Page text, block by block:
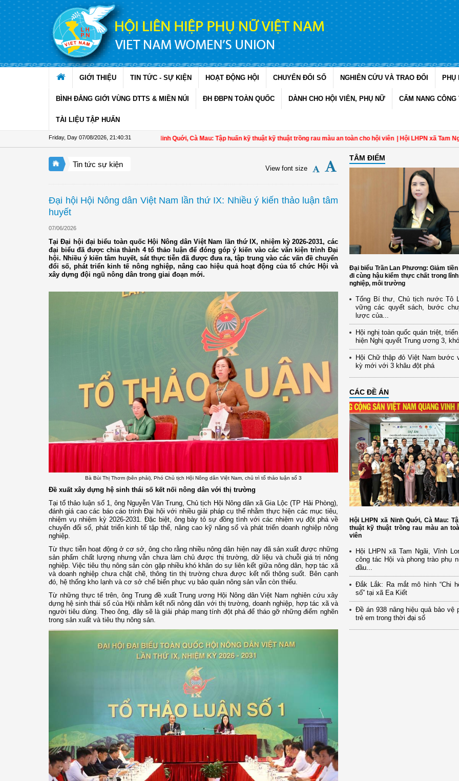
Skip to Content
GIỚI THIỆU TIN TỨC - SỰ KIỆN HOẠT ĐỘNG HỘI CHUYỂN ĐỔI SỐ NGHIÊN CỨU VÀ TRAO ĐỔI PHỤ
BÌNH ĐẲNG GIỚI VÙNG DTTS & MIỀN NÚI ĐH ĐBPN TOÀN QUỐC DÀNH CHO HỘI VIÊN, PHỤ NỮ CẨM NANG CÔNG
TÀI LIỆU TẬP HUẤN
Friday, Day 07/08/2026 21:40:32
Hội LHPN xã Ninh Quới, Cà Mau: Tập huấn kỹ thuật kỹ thuật trồng rau màu an toàn cho hội viên | Hội LHPN xã Tam Ngãi, Vĩnh
Tin tức sự kiện View font size
Đại hội Hội Nông dân Việt Nam lần thứ IX: Nhiều ý kiến thảo luận tâm
huyết
07/06/2026
Tại Đại hội đại biểu toàn quốc Hội Nông dân Việt Nam lần thứ IX, nhiệm kỳ 2026-2031, các
đại biểu đã được chia thành 4 tổ thảo luận để đóng góp ý kiến vào các văn kiện trình Đại
hội. Nhiều ý kiến tâm huyết, sát thực tiễn đã được đưa ra, tập trung vào các vấn đề chuyển
đổi số, phát triển kinh tế nông nghiệp, nâng cao hiệu quả hoạt động của tổ chức Hội và
xây dựng đội ngũ nông dân trong giai đoạn mới.
Bà Bùi Thị Thơm (bên phải), Phó Chủ tịch Hội Nông dân Việt Nam, chủ trì tổ thảo luận số 3
Đề xuất xây dựng hệ sinh thái số kết nối nông dân với thị trường
Tại tổ thảo luận số 1, ông Nguyễn Văn Trung, Chủ tịch Hội Nông dân xã Gia Lộc (TP Hải Phòng),
đánh giá cao các báo cáo trình Đại hội với nhiều giải pháp cụ thể nhằm thực hiện các mục tiêu,
nhiệm vụ nhiệm kỳ 2026-2031. Đặc biệt, ông bày tỏ sự đồng tình với các nhiệm vụ đột phá về
chuyển đổi số, phát triển kinh tế tập thể, nâng cao kỹ năng số và phát triển doanh nghiệp nông
nghiệp.
Từ thực tiễn hoạt động ở cơ sở, ông cho rằng nhiều nông dân hiện nay đã sản xuất được những
sản phẩm chất lượng nhưng vẫn chưa làm chủ được thị trường, dữ liệu và chuỗi giá trị nông
nghiệp. Việc tiêu thụ nông sản còn gặp nhiều khó khăn do sự liên kết giữa nông dân, hợp tác xã
và doanh nghiệp chưa chặt chẽ, thông tin thị trường chưa được kết nối thông suốt. Bên cạnh
đó, hệ thống kho lạnh và cơ sở chế biến phục vụ bảo quản nông sản vẫn còn thiếu.
Từ những thực tế trên, ông Trung đề xuất Trung ương Hội Nông dân Việt Nam nghiên cứu xây
dựng hệ sinh thái số của Hội nhằm kết nối nông dân với thị trường, doanh nghiệp, hợp tác xã và
người tiêu dùng. Theo ông, đây sẽ là giải pháp mang tính đột phá để tháo gỡ những điểm nghẽn
trong sản xuất và tiêu thụ nông sản.
TÂM ĐIỂM
Đại biểu Trần Lan Phương: Giảm
đi cùng hậu kiểm thực chất trong
nghiệp, môi trường
Tổng Bí thư, Chủ tịch nước Tô
vững các quyết sách, bước
lược của...
Hội nghị toàn quốc quán triệt,
hiện Nghị quyết Trung ương 3,
Hội Chữ thập đỏ Việt Nam bước
kỳ mới với 3 khâu đột phá
CÁC ĐỀ ÁN
Hội LHPN xã Ninh Quới, Cà Mau:
thuật kỹ thuật trồng rau màu an
viên
Hội LHPN xã Tam Ngãi, Vĩnh
công tác Hội và phong trào phụ
đầu...
Đắk Lắk: Ra mắt mô hình “Chi
số” tại xã Ea Kiết
Đề án 938 nâng hiệu quả bảo vệ
trẻ em trong thời đại số